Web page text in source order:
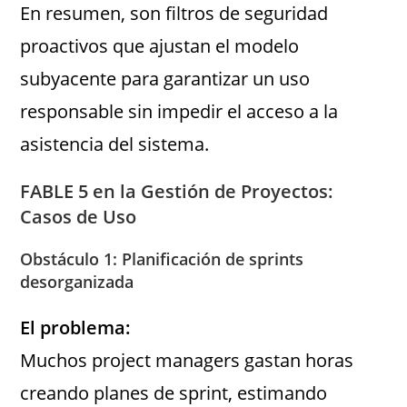
En resumen, son filtros de seguridad
proactivos que ajustan el modelo
subyacente para garantizar un uso
responsable sin impedir el acceso a la
asistencia del sistema.
FABLE 5 en la Gestión de Proyectos:
Casos de Uso
Obstáculo 1: Planificación de sprints
desorganizada
El problema:
Muchos project managers gastan horas
creando planes de sprint, estimando